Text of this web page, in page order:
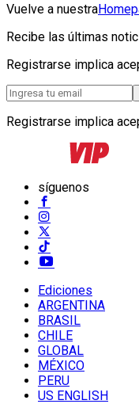
Vuelve a nuestra
Recibe las últimas
Registrarse implica
Registrarse implica
síguenos
Ediciones
ARGENTINA
BRASIL
CHILE
GLOBAL
MÉXICO
PERU
US ENGLISH